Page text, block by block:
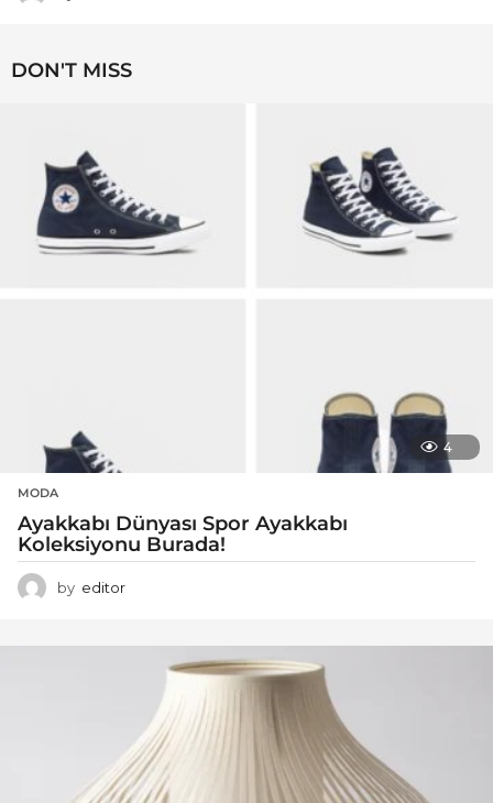
DON'T MISS
4
MODA
Ayakkabı Dünyası Spor Ayakkabı
Koleksiyonu Burada!
by editor